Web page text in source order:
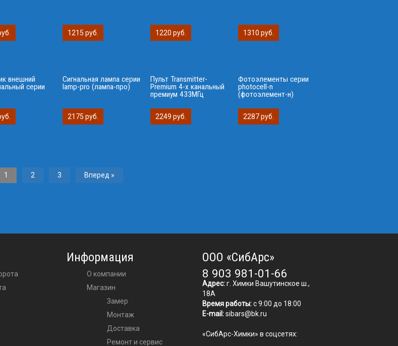
1215 руб. 1220 руб. 1310 руб.
внешний
серии
Сигнальная лампа серии
lamp-pro (лампа-про)
2175 руб.
Пульт Transmitter-
Premium 4-х канальный
премиум 433МГц
2249 руб.
Фотоэлементы серии
photocell-n
(фотоэлемент-н)
2287 руб.
1 2 3 Вперед »
Информация
О компании
Магазин
Замер
Монтаж
Доставка
Ремонт и сервис
ООО «СибАрс»
8 903 981-01-66
Адрес:г. Химки Вашутинское ш.,
18А
Время работы:с 9:00 до 18:00
E-mail: sibars@bk.ru
«СибАрс-Химки» в соцсетях: